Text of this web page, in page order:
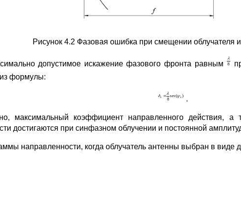
Рисунок 4.2 Фазовая ошибка при смещении облучателя
допустимое искажение фазового фронта равным
формулы:
.
максимальный коэффициент направленного действия,
достигаются при синфазном облучении и постоянной
направленности, когда облучатель антенны выбран в виде